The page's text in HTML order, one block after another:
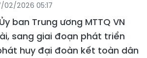
02/2026 05:17
ban Trung ương MTTQ VN
sang giai đoạn phát triển
huy đại đoàn kết toàn dân